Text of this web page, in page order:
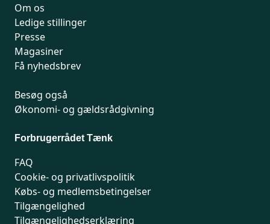
Om os
Ledige stillinger
Presse
Magasiner
Få nyhedsbrev
Besøg også
Økonomi- og gældsrådgivning
Forbrugerrådet Tænk
FAQ
Cookie- og privatlivspolitik
Købs- og medlemsbetingelser
Tilgængelighed
Tilgængelighedserklæring